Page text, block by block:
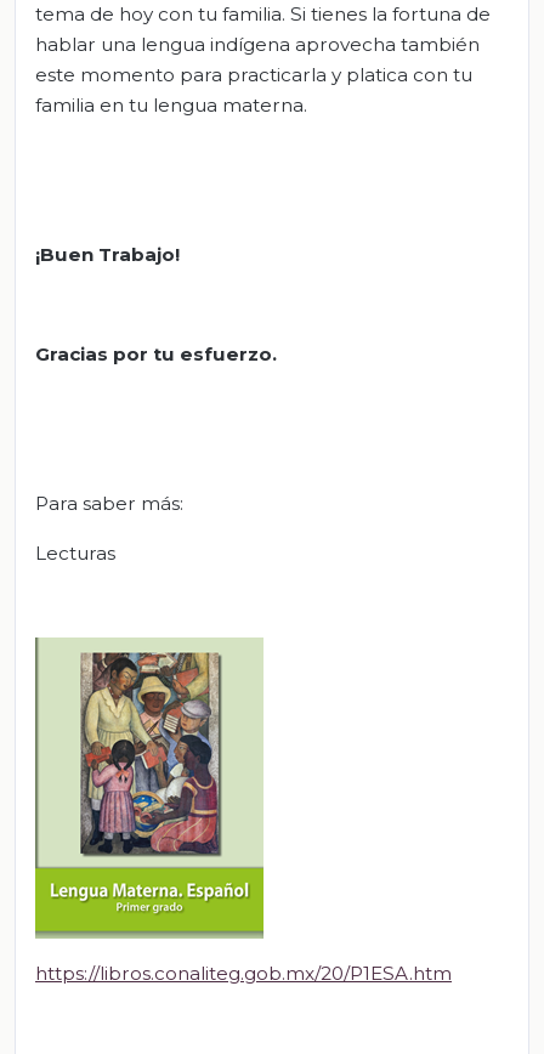
tema de hoy con tu familia. Si tienes la fortuna de
hablar una lengua indígena aprovecha también
este momento para practicarla y platica con tu
familia en tu lengua materna.
¡Buen Trabajo!
Gracias por tu esfuerzo.
Para saber más:
Lecturas
https://libros.conaliteg.gob.mx/20/P1ESA.htm